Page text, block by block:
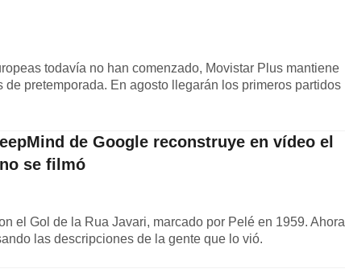
todavía no han comenzado, Movistar Plus mantiene
pretemporada. En agosto llegarán los primeros partidos
de Google reconstruye en vídeo el
se filmó
el Gol de la Rua Javari, marcado por Pelé en 1959. Ahora
las descripciones de la gente que lo vió.